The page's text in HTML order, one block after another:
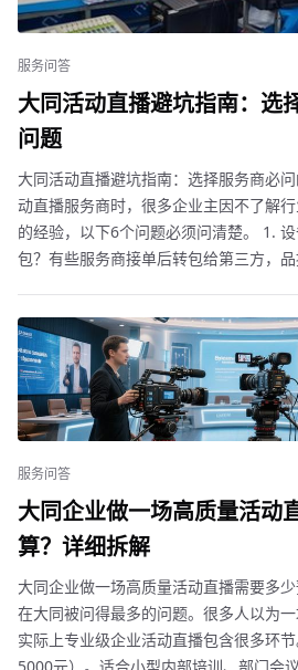
服务问答
大同活动直播避坑指南：选
问题
大同活动直播避坑指南：选择服务商必
动直播服务商时，很多企业主因不了解
的经验，以下6个问题必须问清楚。 1.
包？有些服务商接单后转包给第三方，品
服务问答
大同企业做一场高质量活动
算？详细拆解
大同企业做一场高质量活动直播需要多
在大同被问得最多的问题。很多人以为
实际上专业级企业活动直播包含很多环